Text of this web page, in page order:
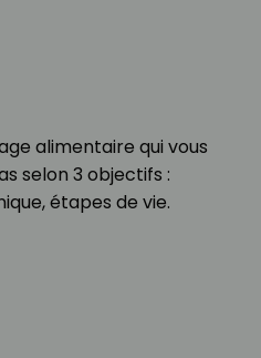
alimentaire qui vous
selon 3 objectifs :
étapes de vie.